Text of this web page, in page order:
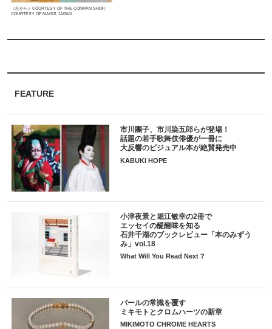
FEATURE
市川團子、市川染五郎らが登場！
話題の若手歌舞伎俳優が一冊に
大反響のビジュアル本が絶賛発売中
KABUKI HOPE
小津夜景と堀江敏幸の2冊で
エッセイの醍醐味を知る
石井千湖のブックレビュー「本のみずう
み」vol.18
What Will You Read Next ?
パールの常識を覆す
ミキモトとクロムハーツの新章
MIKIMOTO CHROME HEARTS
（左から）COURTESY OF THE CONRAN SHOP,
COURTESY OF MAGIS JAPAN